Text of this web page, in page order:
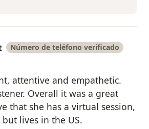
Número de teléfono verificado
attentive and empathetic.
Overall it was a great
that she has a virtual session,
lives in the US.